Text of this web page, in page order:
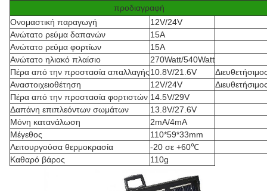
προδιαγραφή
Ονομαστική παραγωγή
12V/24V
Ανώτατο ρεύμα δαπανών
15A
Ανώτατο ρεύμα φορτίων
15A
Ανώτατο ηλιακό πλαίσιο
270Watt/540Watt
Πέρα από την προστασία απαλλαγής10.8V/21.6V
Αναστοιχειοθέτηση
12V/24V
Πέρα από την προστασία φορτιστών 14.5V/29V
Δαπάνη επιπλεόντων σωμάτων
13.8V/27.6V
Μόνη κατανάλωση
2mA/4mA
Μέγεθος
110*59*33mm
Λειτουργούσα θερμοκρασία
-20 σε +60℃
Καθαρό βάρος
110g